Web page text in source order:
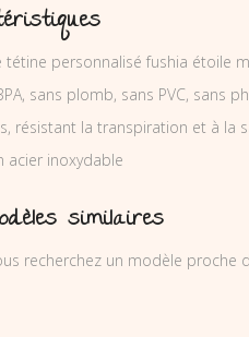
tétine personnalisé fushia
sans plomb, sans PVC, sans
résistant la transpiration et à la
acier inoxydable
similaires
recherchez un modèle proche